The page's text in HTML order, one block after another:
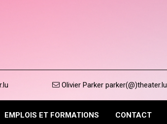
Olivier Parker parker(@)theater.lu
EMPLOIS ET FORMATIONS CONTACT